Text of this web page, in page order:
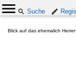
Suche
Blick auf das ehemalich